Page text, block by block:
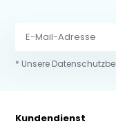
* Unsere
Kundendienst